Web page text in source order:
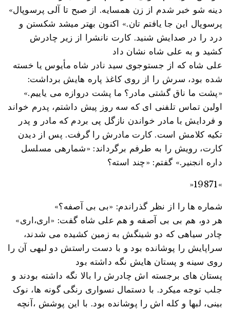
«دینه شو خبر شدم از زن همسایه. از صبح تا آلی پرسوپال
پرسوپال این جا یافتم تان.» اکنون بهتر میشد شکستن و
درد را در صدایش شنید. کارت نانشرا از زیر چادرش
کشید و به علی شاه نشان داد
علی شاه که از جستوجوی سید نادر شاه مأیوس یا خسته
شده بود، سرش را از روی کاغذ پاره هایش برداشت:
«پشت ما ناق گشتی مادر؟ ما پشت دروازه می یاییم.»
اولین تماس تلفنی ای که سه روز پیش داشتم، پدرم خواند
و فردایش با مادر خواندن نازگل پی بردم که مادر و پدر
تکیه کلامش است. کارت مادرش را گرفت. پس از دیدن
کارت، رویش را به طرفم برگرداند: «شمارهی مسلسل
داره انجنیر.» گفتم: «چند استه؟
»19871«
«شماره ها را از نظر گذراندم: «بی بی آصفه؟
«هر دو، هم بی بی آصفه و هم علی شاه گفت: «اری،اری
چادر سیاهی که دو شینگش به زمین کشیده می شدند،
سراپایش را پوشانده بود و با دست راستش دو لبهی آن را
روی سینه و پستان هایش نگه داشته بود
پستان های برجسته اش چادرش را بالا نگه داشته بودند و
جلب توجه میکرد. با دستمال نسواری رنگی گونه ها، نوک
بینی، لبها و کله اش را پوشانده بود. با این پوشش ،آنچه